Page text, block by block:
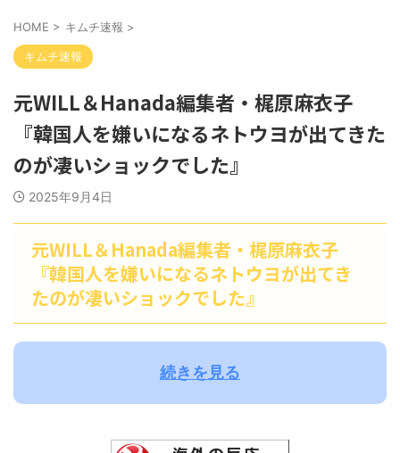
HOME > キムチ速報 >
キムチ速報
元WILL＆Hanada編集者・梶原麻衣子
『韓国人を嫌いになるネトウヨが出てきた
のが凄いショックでした』
2025年9月4日
元WILL＆Hanada編集者・梶原麻衣子
『韓国人を嫌いになるネトウヨが出てき
たのが凄いショックでした』
続きを見る